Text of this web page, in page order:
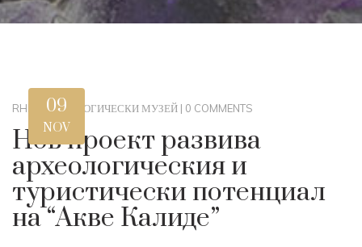
09
NOV
RHM АРХЕОЛОГИЧЕСКИ МУЗЕЙ | 0 COMMENTS
Нов проект развива
археологическия и
туристически потенциал
на “Акве Калиде”